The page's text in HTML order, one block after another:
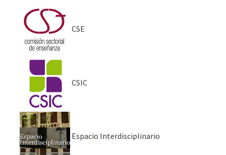
CSE
CSIC
Espacio Interdisciplinario